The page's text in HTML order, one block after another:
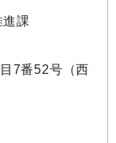
課
7番52号（西